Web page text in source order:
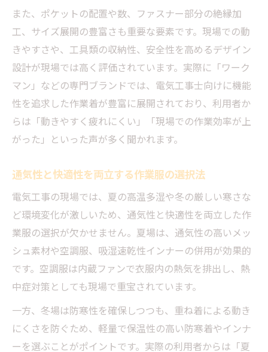
安全と快適性を両立する現場の服装実践法
建築現場で役立つ電気工事作業服の工夫術
会社規定に合わせた電気工事服装の選び方
作業効率を高める着用ルールと電気工事服
また、ポケットの配置や数、ファスナー部分の絶縁加
工、サイズ展開の豊富さも重要な要素です。現場での動
きやすさや、工具類の収納性、安全性を高めるデザイン
設計が現場では高く評価されています。実際に「ワーク
マン」などの専門ブランドでは、電気工事士向けに機能
性を追求した作業着が豊富に展開されており、利用者か
らは「動きやすく疲れにくい」「現場での作業効率が上
がった」といった声が多く聞かれます。
通気性と快適性を両立する作業服の選択法
電気工事の現場では、夏の高温多湿や冬の厳しい寒さな
ど環境変化が激しいため、通気性と快適性を両立した作
業服の選択が欠かせません。夏場は、通気性の高いメッ
シュ素材や空調服、吸湿速乾性インナーの併用が効果的
です。空調服は内蔵ファンで衣服内の熱気を排出し、熱
中症対策としても現場で重宝されています。
一方、冬場は防寒性を確保しつつも、重ね着による動き
にくさを防ぐため、軽量で保温性の高い防寒着やインナ
ーを選ぶことがポイントです。実際の利用者からは「夏